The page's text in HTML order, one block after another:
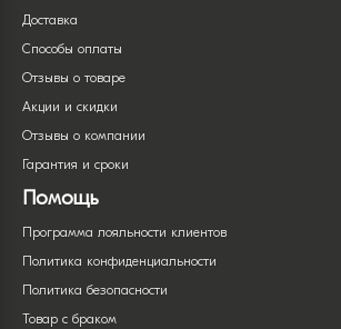
Доставка
Способы оплаты
Отзывы о товаре
Акции и скидки
Отзывы о компании
Гарантия и сроки
Помощь
Программа лояльности клиентов
Политика конфиденциальности
Политика безопасности
Товар с браком